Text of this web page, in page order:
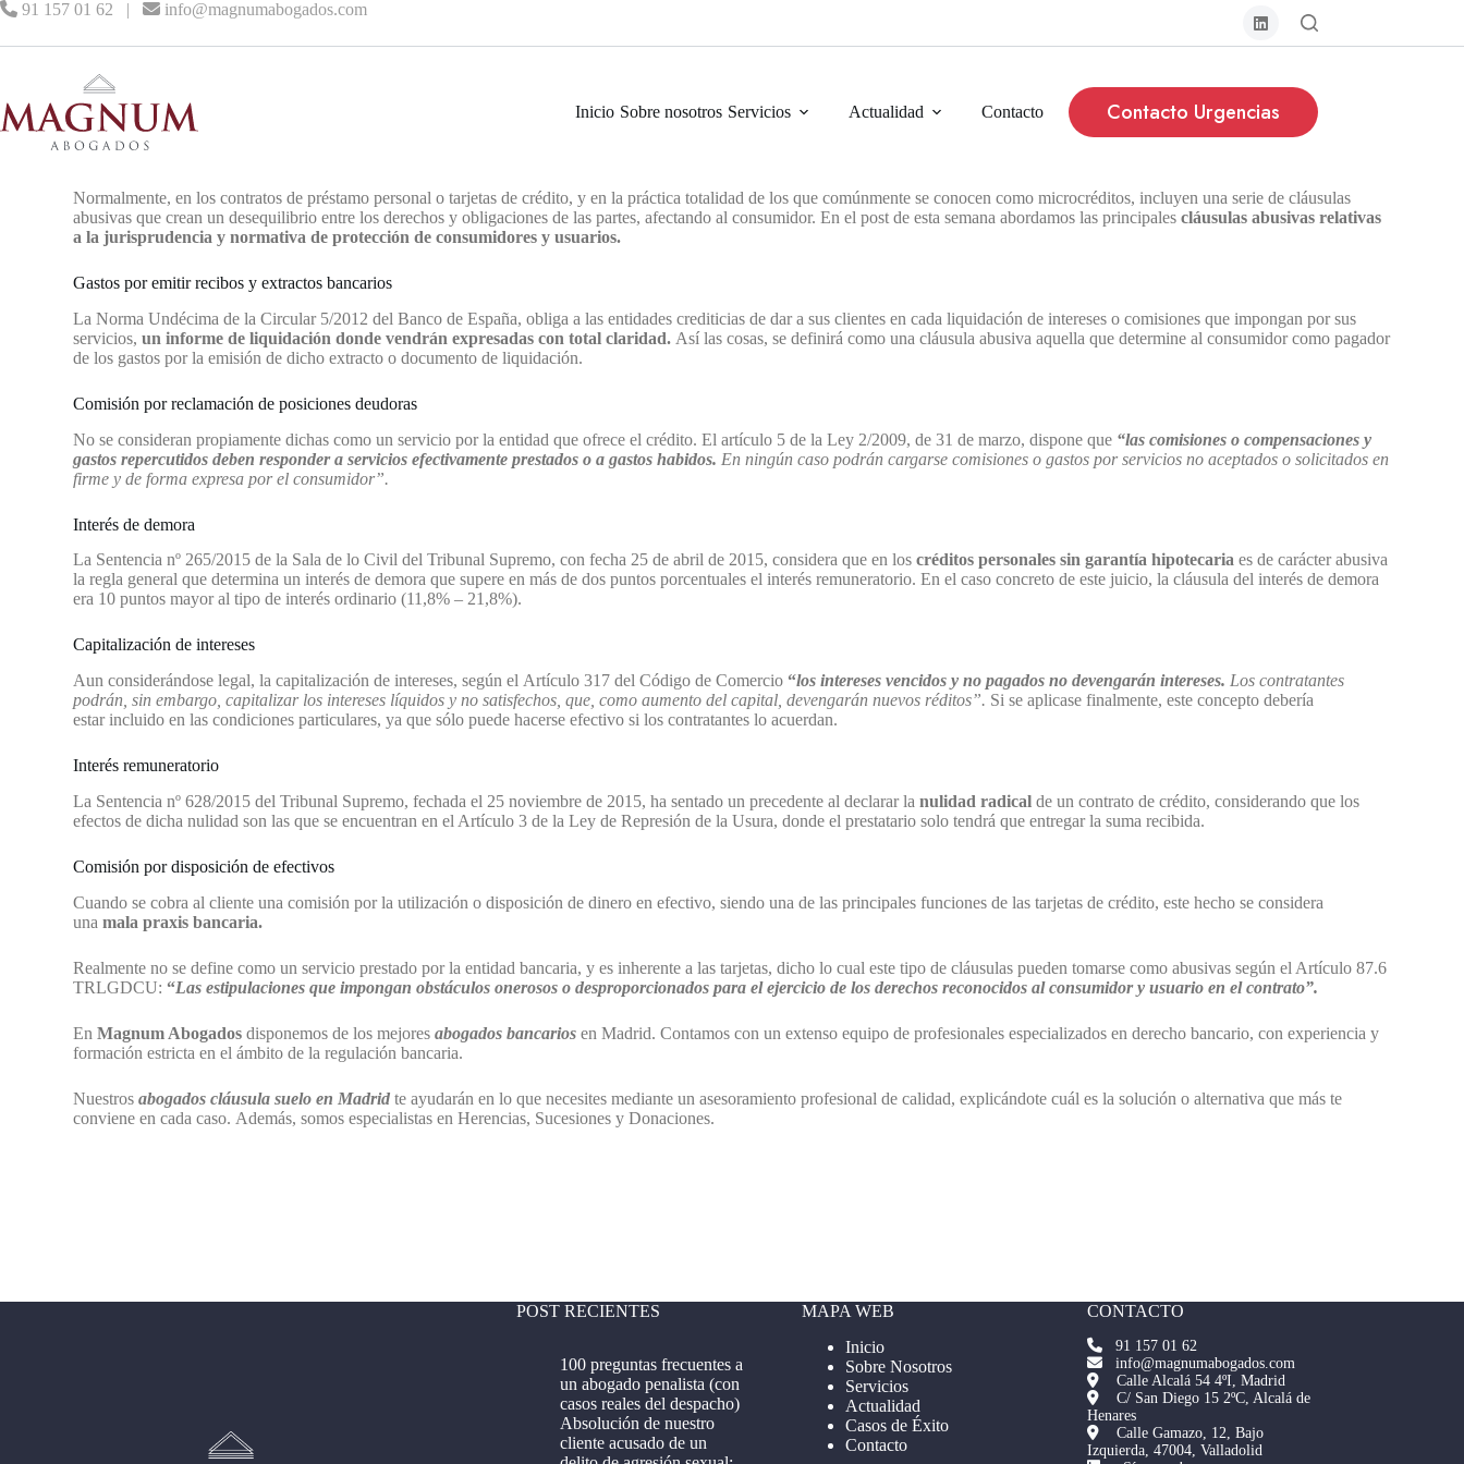
91 157 01 62 | info@magnumabogados.com
Inicio Sobre nosotros Servicios Actualidad Contacto Contacto Urgencias
Normalmente, en los contratos de préstamo personal o tarjetas de crédito, y en la práctica totalidad de los que comúnmente se conocen como microcréditos, incluyen una serie de cláusulas
abusivas que crean un desequilibrio entre los derechos y obligaciones de las partes, afectando al consumidor. En el post de esta semana abordamos las principalescláusulas abusivas relativas
a la jurisprudencia y normativa de protección de consumidores y usuarios.
Gastos por emitir recibos y extractos bancarios
La Norma Undécima de la Circular 5/2012 del Banco de España, obliga a las entidades crediticias de dar a sus clientes en cada liquidación de intereses o comisiones que impongan por sus
servicios,uninforme de liquidación donde vendrán expresadas con total claridad. Así las cosas, se definirá como una cláusula abusiva aquella que determine al consumidor como pagador
de los gastos por la emisión de dicho extracto o documento de liquidación.
Comisión por reclamación de posiciones deudoras
No se consideran propiamente dichas como un servicio por la entidad que ofrece el crédito. El artículo 5 de la Ley 2/2009, de 31 de marzo, dispone que “las comisiones o compensaciones y
gastos repercutidos deben responder a servicios efectivamente prestados o a gastos habidos. En ningún caso podrán cargarse comisiones o gastos por servicios no aceptados o solicitados en
firme y de forma expresa por el consumidor”.
Interés de demora
La Sentencia nº 265/2015 de la Sala de lo Civil del Tribunal Supremo, con fecha 25 de abril de 2015, considera que en loscréditos personales sin garantía hipotecaria es de carácter abusiva
la regla general que determina un interés de demora que supere en más de dos puntos porcentuales el interés remuneratorio. En el caso concreto de este juicio, la cláusula del interés de demora
era 10 puntos mayor al tipo de interés ordinario (11,8% – 21,8%).
Capitalización de intereses
Aun considerándose legal, la capitalización de intereses, según el Artículo 317 del Código de Comercio“los intereses vencidos y no pagados no devengarán intereses. Los contratantes
podrán, sin embargo, capitalizar los intereses líquidos y no satisfechos, que, como aumento del capital, devengarán nuevos réditos”. Si se aplicase finalmente, este concepto debería
estar incluido en las condiciones particulares, ya que sólo puede hacerse efectivo si los contratantes lo acuerdan.
Interés remuneratorio
La Sentencia nº 628/2015 del Tribunal Supremo, fechada el 25 noviembre de 2015, ha sentado un precedente al declarar lanulidad radical de un contrato de crédito, considerando que los
efectos de dicha nulidad son las que se encuentran en el Artículo 3 de la Ley de Represión de la Usura, donde el prestatario solo tendrá que entregar la suma recibida.
Comisión por disposición de efectivos
Cuando se cobra al cliente una comisión por la utilización o disposición de dinero en efectivo, siendo una de las principales funciones de las tarjetas de crédito, este hecho se considera
unamala praxis bancaria.
Realmente no se define como un servicio prestado por la entidad bancaria, y es inherente a las tarjetas, dicho lo cual este tipo de cláusulas pueden tomarse como abusivas según el Artículo 87.6
TRLGDCU:“Las estipulaciones que impongan obstáculos onerosos o desproporcionados para el ejercicio de los derechos reconocidos al consumidor y usuario en el contrato”.
EnMagnum Abogados disponemos de los mejoresabogados bancarios en Madrid. Contamos con un extenso equipo de profesionales especializados en derecho bancario, con experiencia y
formación estricta en el ámbito de la regulación bancaria.
Nuestrosabogados cláusula suelo en Madrid te ayudarán en lo que necesites mediante un asesoramiento profesional de calidad, explicándote cuál es la solución o alternativa que más te
conviene en cada caso. Además, somos especialistas en Herencias, Sucesiones y Donaciones.
POST RECIENTES
100 preguntas frecuentes a
un abogado penalista (con
casos reales del despacho)
Absolución de nuestro
cliente acusado de un
MAPA WEB
Inicio
Sobre Nosotros
Servicios
Actualidad
Casos de Éxito
Contacto
CONTACTO
91 157 01 62
info@magnumabogados.com
Calle Alcalá 54 4ºI, Madrid
C/ San Diego 15 2ºC, Alcalá de
Henares
Calle Gamazo, 12, Bajo
Izquierda, 47004, Valladolid